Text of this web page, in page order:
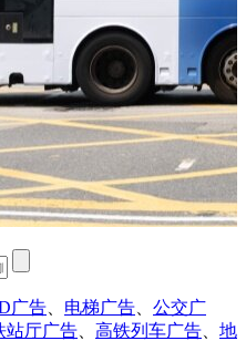
广告 电梯广告
公交广
站厅广告 高铁列车广告
地